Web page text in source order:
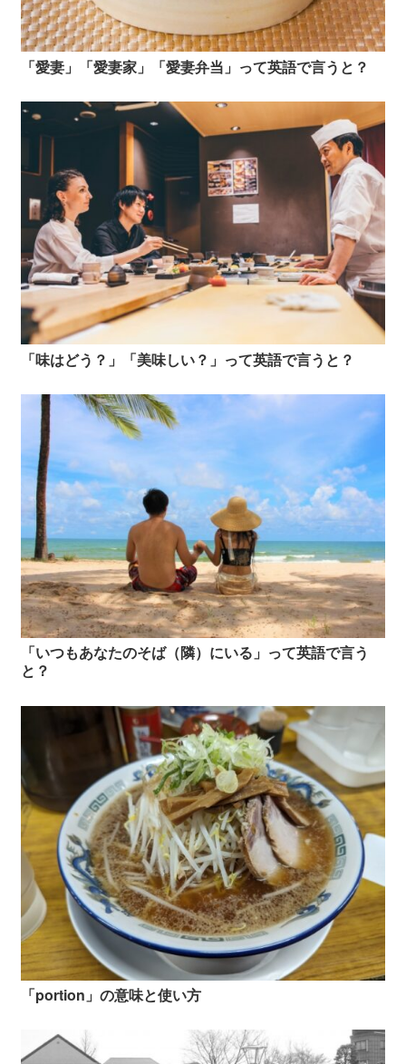
「愛妻」「愛妻家」「愛妻弁当」って英語で言うと？
「味はどう？」「美味しい？」って英語で言うと？
「いつもあなたのそば（隣）にいる」って英語で言う
と？
「portion」の意味と使い方